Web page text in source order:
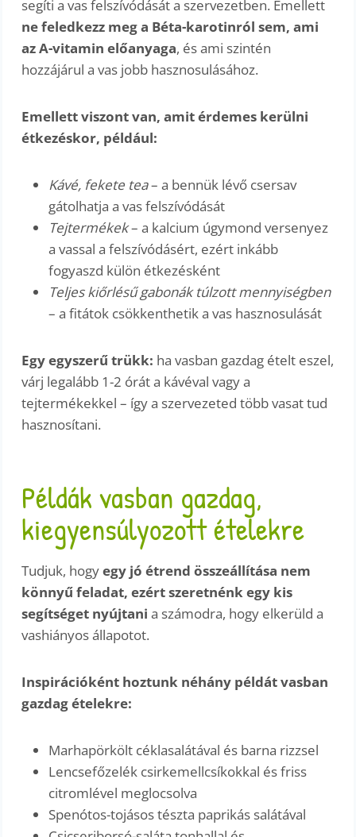
segíti a vas felszívódását a szervezetben. Emellett
ne feledkezz meg a Béta-karotinról sem, ami
az A-vitamin előanyaga, és ami szintén
hozzájárul a vas jobb hasznosulásához.
Emellett viszont van, amit érdemes kerülni
étkezéskor, például:
Kávé, fekete tea– a bennük lévő csersav
gátolhatja a vas felszívódását
Tejtermékek– a kalcium úgymond versenyez
a vassal a felszívódásért, ezért inkább
fogyaszd külön étkezésként
Teljes kiőrlésű gabonák túlzott mennyiségben
– a fitátok csökkenthetik a vas hasznosulását
Egy egyszerű trükk: ha vasban gazdag ételt eszel,
várj legalább 1-2 órát a kávéval vagy a
tejtermékekkel – így a szervezeted több vasat tud
hasznosítani.
Példák vasban gazdag,
kiegyensúlyozott ételekre
Tudjuk, hogyegy jó étrend összeállítása nem
könnyű feladat, ezért szeretnénk egy kis
segítséget nyújtania számodra, hogy elkerüld a
vashiányos állapotot.
Inspirációként hoztunk néhány példát vasban
gazdag ételekre:
Marhapörkölt céklasalátával és barna rizzsel
Lencsefőzelék csirkemellcsíkokkal és friss
citromlével meglocsolva
Spenótos-tojásos tészta paprikás salátával